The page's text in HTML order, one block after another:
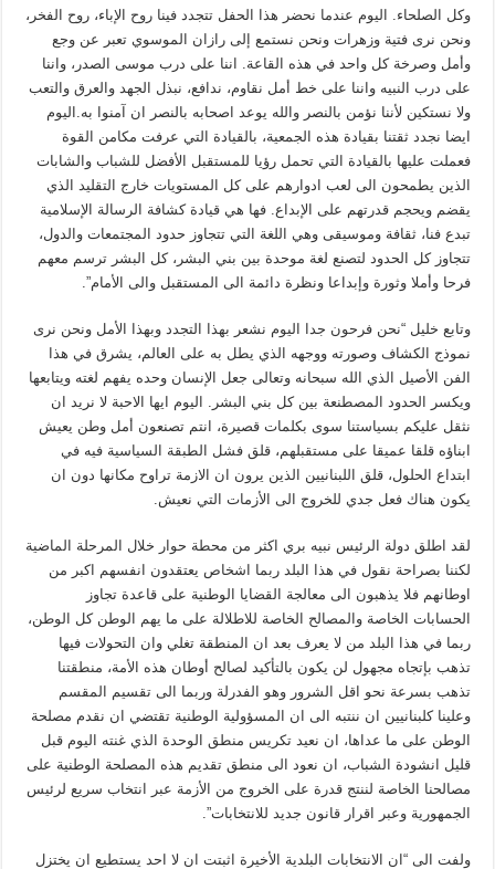
وكل الصلحاء. اليوم عندما نحضر هذا الحفل تتجدد فينا روح الإباء، روح الفخر،
ونحن نرى فتية وزهرات ونحن نستمع إلى رازان الموسوي تعبر عن وجع
وأمل وصرخة كل واحد في هذه القاعة. اننا على درب موسى الصدر، واننا
على درب النبيه واننا على خط أمل نقاوم، ندافع، نبذل الجهد والعرق والتعب
ولا نستكين لأننا نؤمن بالنصر والله يوعد اصحابه بالنصر ان آمنوا به.اليوم
ايضا نجدد ثقتنا بقيادة هذه الجمعية، بالقيادة التي عرفت مكامن القوة
فعملت عليها بالقيادة التي تحمل رؤيا للمستقبل الأفضل للشباب والشابات
الذين يطمحون الى لعب ادوارهم على كل المستويات خارج التقليد الذي
يقضم ويحجم قدرتهم على الإبداع. فها هي قيادة كشافة الرسالة الإسلامية
تبدع فنا، ثقافة وموسيقى وهي اللغة التي تتجاوز حدود المجتمعات والدول،
تتجاوز كل الحدود لتصنع لغة موحدة بين بني البشر، كل البشر ترسم معهم
فرحا وأملا وثورة وإبداعا ونظرة دائمة الى المستقبل والى الأمام”.
وتابع خليل “نحن فرحون جدا اليوم نشعر بهذا التجدد وبهذا الأمل ونحن نرى
نموذج الكشاف وصورته ووجهه الذي يطل به على العالم، يشرق في هذا
الفن الأصيل الذي الله سبحانه وتعالى جعل الإنسان وحده يفهم لغته ويتابعها
ويكسر الحدود المصطنعة بين كل بني البشر. اليوم ايها الاحبة لا نريد ان
نثقل عليكم بسياستنا سوى بكلمات قصيرة، انتم تصنعون أمل وطن يعيش
ابناؤه قلقا عميقا على مستقبلهم، قلق فشل الطبقة السياسية فيه في
ابتداع الحلول، قلق اللبنانيين الذين يرون ان الازمة تراوح مكانها دون ان
يكون هناك فعل جدي للخروج الى الأزمات التي نعيش.
لقد اطلق دولة الرئيس نبيه بري اكثر من محطة حوار خلال المرحلة الماضية
لكننا بصراحة نقول في هذا البلد ربما اشخاص يعتقدون انفسهم اكبر من
اوطانهم فلا يذهبون الى معالجة القضايا الوطنية على قاعدة تجاوز
الحسابات الخاصة والمصالح الخاصة للاطلالة على ما يهم الوطن كل الوطن،
ربما في هذا البلد من لا يعرف بعد ان المنطقة تغلي وان التحولات فيها
تذهب بإتجاه مجهول لن يكون بالتأكيد لصالح أوطان هذه الأمة، منطقتنا
تذهب بسرعة نحو اقل الشرور وهو الفدرلة وربما الى تقسيم المقسم
وعلينا كلبنانيين ان ننتبه الى ان المسؤولية الوطنية تقتضي ان نقدم مصلحة
الوطن على ما عداها، ان نعيد تكريس منطق الوحدة الذي غنته اليوم قبل
قليل انشودة الشباب، ان نعود الى منطق تقديم هذه المصلحة الوطنية على
مصالحنا الخاصة لننتج قدرة على الخروج من الأزمة عبر انتخاب سريع لرئيس
الجمهورية وعبر اقرار قانون جديد للانتخابات”.
ولفت الى “ان الانتخابات البلدية الأخيرة اثبتت ان لا احد يستطيع ان يختزل